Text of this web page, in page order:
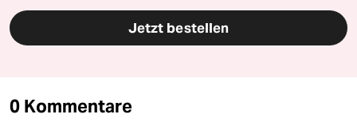
Jetzt bestellen
0 Kommentare